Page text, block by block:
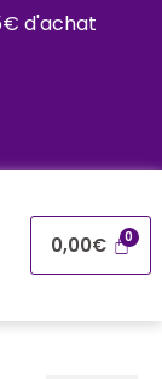
d'achat
0,00€